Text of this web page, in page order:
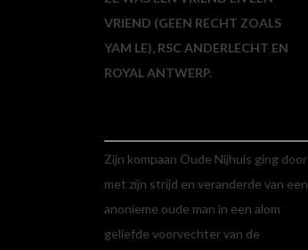
VRIEND (GEEN RECHT ZOALS
YAM LE), RSC ANDERLECHT EN
ROYAL ANTWERP.
Zijn kompaan Oude Nijhuis ging door
met zijn strijd en veranderde van een
anonieme oude man in een alom
geliefde voorvechter van de